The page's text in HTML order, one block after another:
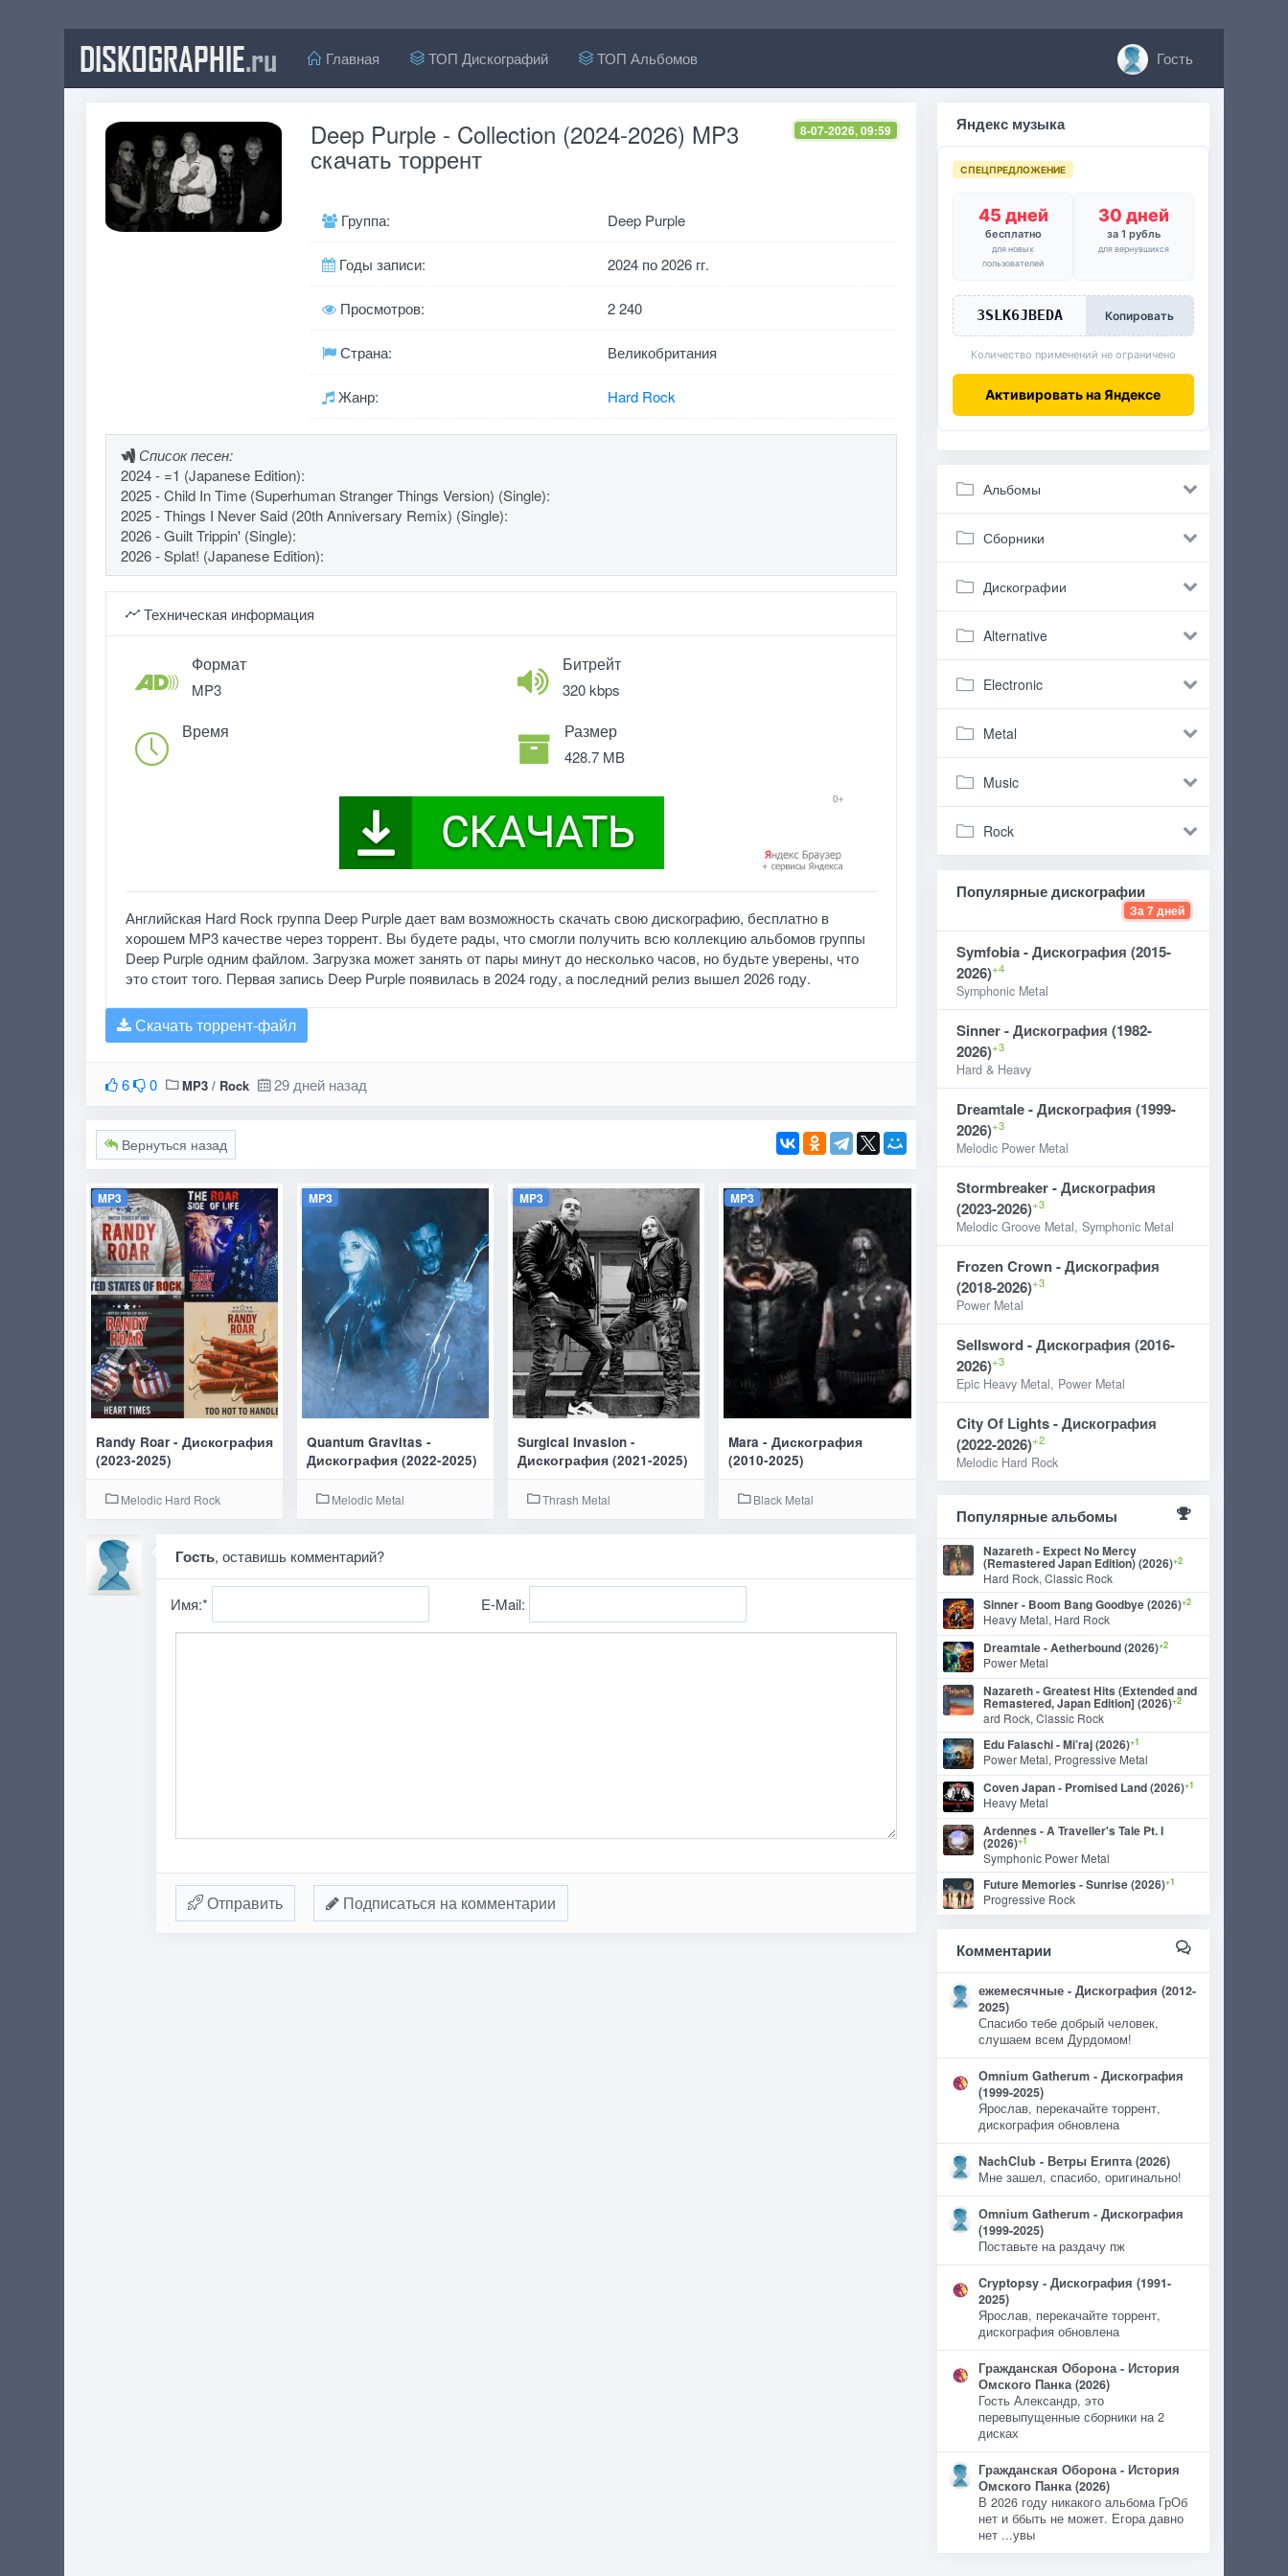
DISKOGRAPHIE.ru Главная ТОП Дискографий ТОП Альбомов Гость
8-07-2026, 09:59
Deep Purple - Collection (2024-2026) MP3
скачать торрент
Группа: Deep Purple
Годы записи: 2024 по 2026 гг.
Просмотров: 2 240
Страна: Великобритания
Жанр: Hard Rock
Список песен:
2024 - =1 (Japanese Edition):
2025 - Child In Time (Superhuman Stranger Things Version) (Single):
2025 - Things I Never Said (20th Anniversary Remix) (Single):
2026 - Guilt Trippin' (Single):
2026 - Splat! (Japanese Edition):
Техническая информация
Формат
MP3
Битрейт
320 kbps
Время Размер
428.7 MB
Английская Hard Rock группа Deep Purple дает вам возможность скачать свою дискографию, бесплатно в
хорошем MP3 качестве через торрент. Вы будете рады, что смогли получить всю коллекцию альбомов группы
Deep Purple одним файлом. Загрузка может занять от пары минут до несколько часов, но будьте уверены, что
это стоит того. Первая запись Deep Purple появилась в 2024 году, а последний релиз вышел 2026 году.
Скачать торрент-файл
6 0 MP3/ Rock 29 дней назад
Вернуться назад
MP3
Randy Roar - Дискография
(2023-2025)
Melodic Hard Rock
MP3
Quantum Gravitas -
Дискография (2022-2025)
Melodic Metal
MP3
Surgical Invasion -
Дискография (2021-2025)
Thrash Metal
MP3
Mara - Дискография
(2010-2025)
Black Metal
Гость, оставишь комментарий?
Имя:* E-Mail:
Отправить Подписаться на комментарии
Яндекс музыка
СПЕЦПРЕДЛОЖЕНИЕ
45 дней
бесплатно
для новых
пользователей
30 дней
за 1 рубль
для вернувшихся
3SLK6JBEDA Копировать
Количество применений не ограничено
Активировать на Яндексе
Альбомы
Сборники
Дискографии
Alternative
Electronic
Metal
Music
Rock
Популярные дискографии
За 7 дней
Symfobia - Дискография (2015-
2026)+4
Symphonic Metal
Sinner - Дискография (1982-
2026)+3
Hard & Heavy
Dreamtale - Дискография (1999-
2026)+3
Melodic Power Metal
Stormbreaker - Дискография
(2023-2026)+3
Melodic Groove Metal, Symphonic Metal
Frozen Crown - Дискография
(2018-2026)+3
Power Metal
Sellsword - Дискография (2016-
2026)+3
Epic Heavy Metal, Power Metal
City Of Lights - Дискография
(2022-2026)+2
Melodic Hard Rock
Популярные альбомы
Nazareth - Expect No Mercy
(Remastered Japan Edition) (2026)+2
Hard Rock, Classic Rock
Sinner - Boom Bang Goodbye (2026)+2
Heavy Metal, Hard Rock
Dreamtale - Aetherbound (2026)+2
Power Metal
Nazareth - Greatest Hits (Extended and
Remastered, Japan Edition] (2026)+2
ard Rock, Classic Rock
Edu Falaschi - Mi’raj (2026)+1
Power Metal, Progressive Metal
Coven Japan - Promised Land (2026)+1
Heavy Metal
Ardennes - A Traveller's Tale Pt. I
(2026)+1
Symphonic Power Metal
Future Memories - Sunrise (2026)+1
Progressive Rock
Комментарии
ежемесячные - Дискография (2012-
2025)
Спасибо тебе добрый человек,
слушаем всем Дурдомом!
Omnium Gatherum - Дискография
(1999-2025)
Ярослав, перекачайте торрент,
дискография обновлена
NachClub - Ветры Египта (2026)
Мне зашел, спасибо, оригинально!
Omnium Gatherum - Дискография
(1999-2025)
Поставьте на раздачу пж
Cryptopsy - Дискография (1991-
2025)
Ярослав, перекачайте торрент,
дискография обновлена
Гражданская Оборона - История
Омского Панка (2026)
Гость Александр, это
перевыпущенные сборники на 2
дисках
Гражданская Оборона - История
Омского Панка (2026)
В 2026 году никакого альбома ГрОб
нет и ббыть не может. Егора давно
нет ...увы